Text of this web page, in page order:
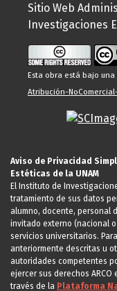
Sitio Web
Investigaciones
Esta obra está bajo una
Atribución-
Aviso de Privacidad
Estéticas de la UNAM
El Instituto de
tratamiento de sus datos
alumno, docente, personal
invitado externo (nacional
servicios universitarios.
anteriormente descritas u
autoridades competentes
ejercer sus derechos
través de la Plataforma